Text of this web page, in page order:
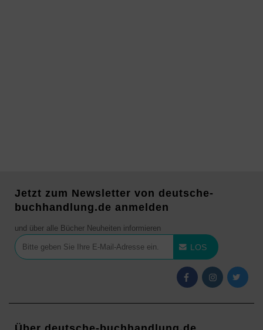
Jetzt zum Newsletter von deutsche-
buchhandlung.de anmelden
und über alle Bücher Neuheiten informieren
LOS